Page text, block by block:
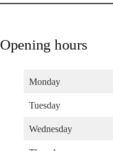
Opening hours
Monday
Tuesday
Wednesday